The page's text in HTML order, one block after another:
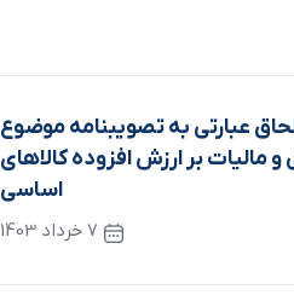
عبارتی به تصویبنامه موضوع
مالیات بر ارزش افزوده کالاهای
اساسی
7 خرداد 1403